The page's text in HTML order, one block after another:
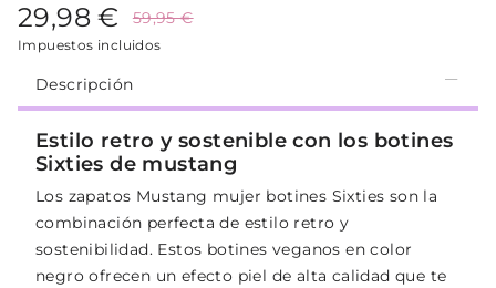
29,98 € 59,95 €
Impuestos incluidos
Descripción
Estilo retro y sostenible con los botines
Sixties de mustang
Los zapatos Mustang mujer botines Sixties son la
combinación perfecta de estilo retro y
sostenibilidad. Estos botines veganos en color
negro ofrecen un efecto piel de alta calidad que te